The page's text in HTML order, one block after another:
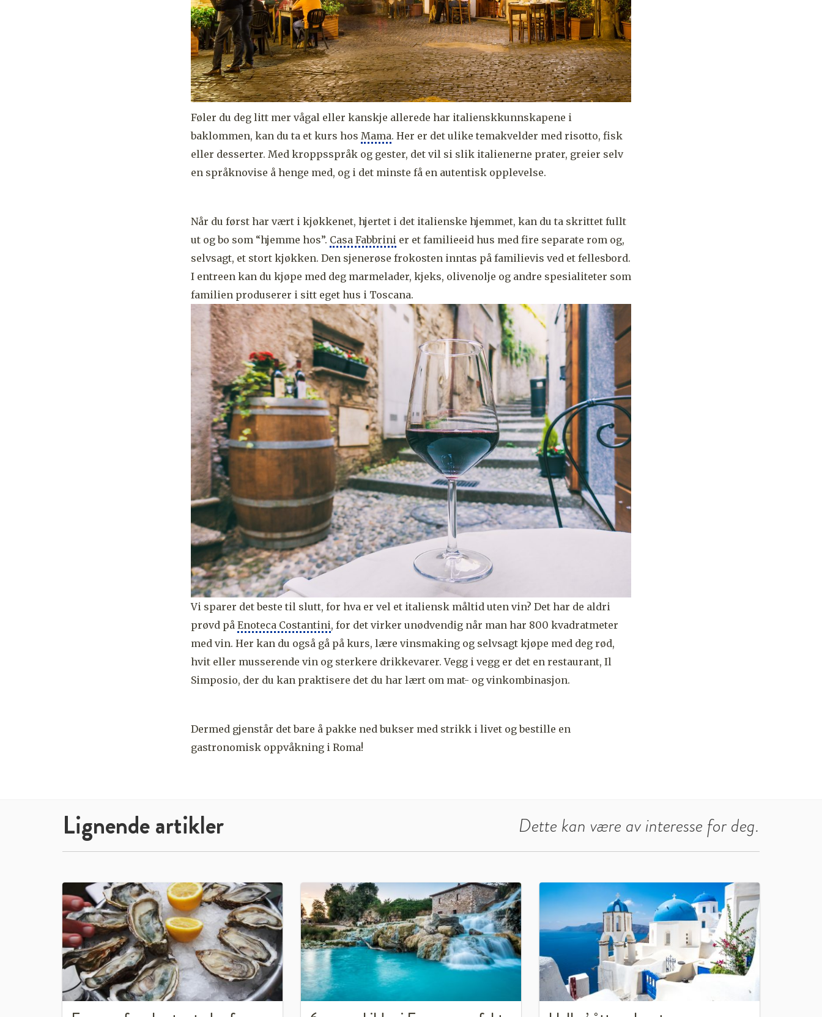
Føler du deg litt mer vågal eller kanskje allerede har italienskkunnskapene i
baklommen, kan du ta et kurs hos Mama. Her er det ulike temakvelder med risotto, fisk
eller desserter. Med kroppsspråk og gester, det vil si slik italienerne prater, greier selv
en språknovise å henge med, og i det minste få en autentisk opplevelse.
Når du først har vært i kjøkkenet, hjertet i det italienske hjemmet, kan du ta skrittet fullt
ut og bo som “hjemme hos”. Casa Fabbrini er et familieeid hus med fire separate rom og,
selvsagt, et stort kjøkken. Den sjenerøse frokosten inntas på familievis ved et fellesbord.
I entreen kan du kjøpe med deg marmelader, kjeks, olivenolje og andre spesialiteter som
familien produserer i sitt eget hus i Toscana.
Vi sparer det beste til slutt, for hva er vel et italiensk måltid uten vin? Det har de aldri
prøvd på Enoteca Costantini, for det virker unødvendig når man har 800 kvadratmeter
med vin. Her kan du også gå på kurs, lære vinsmaking og selvsagt kjøpe med deg rød,
hvit eller musserende vin og sterkere drikkevarer. Vegg i vegg er det en restaurant, Il
Simposio, der du kan praktisere det du har lært om mat- og vinkombinasjon.
Dermed gjenstår det bare å pakke ned bukser med strikk i livet og bestille en
gastronomisk oppvåkning i Roma!
Lignende artikler Dette kan være av interesse for deg.